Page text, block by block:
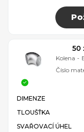
50
Kolena -
Číslo
DIMENZE
TLOUŠŤKA
SVAŘOVACÍ ÚHEL